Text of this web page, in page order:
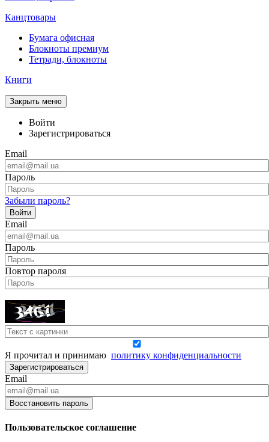
Канцтовары
Бумага офисная
Блокноты премиум
Тетради, блокноты
Книги
Закрыть меню
Войти
Зарегистрироваться
Email
Пароль
Забыли пароль?
Войти
Email
Пароль
Повтор пароля
Я прочитал и принимаю политику конфиденциальности
Зарегистрироваться
Email
Восстановить пароль
Пользовательское соглашение